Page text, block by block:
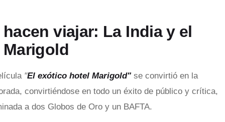
viajar: La India y el
"El exótico hotel Marigold" se convirtió en la
convirtiéndose en todo un éxito de público y crítica,
a dos Globos de Oro y un BAFTA.